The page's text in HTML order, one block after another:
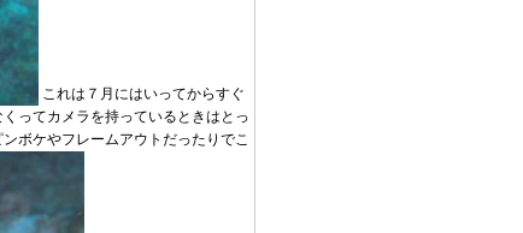
これは７月にはいってからすぐ
ってカメラを持っているときはとっ
ボケやフレームアウトだったりでこ